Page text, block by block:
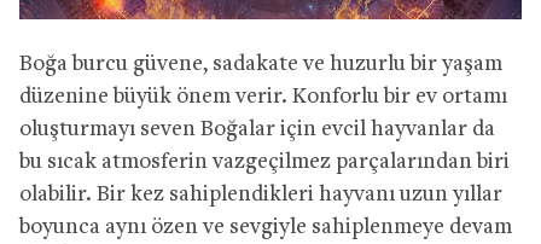
Boğa burcu güvene, sadakate ve huzurlu bir yaşam
düzenine büyük önem verir. Konforlu bir ev ortamı
oluşturmayı seven Boğalar için evcil hayvanlar da
bu sıcak atmosferin vazgeçilmez parçalarından biri
olabilir. Bir kez sahiplendikleri hayvanı uzun yıllar
boyunca aynı özen ve sevgiyle sahiplenmeye devam